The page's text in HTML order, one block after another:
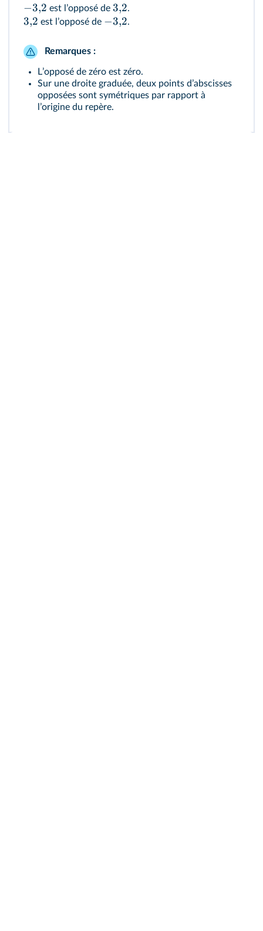
−3,2 est lʼopposé de 3,2.
3,2 est lʼopposé de −3,2.
Remarques :
Lʼopposé de zéro est zéro.
Sur une droite graduée, deux points dʼabscisses
opposées sont symétriques par rapport à
lʼorigine du repère.